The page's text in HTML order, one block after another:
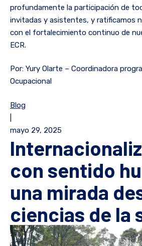
profundamente la participación de
invitadas y asistentes, y ratificamos
con el fortalecimiento continuo de
ECR.
Por: Yury Olarte – Coordinadora
Ocupacional
Blog
mayo 29, 2025
con sentido
una mirada
ciencias de la